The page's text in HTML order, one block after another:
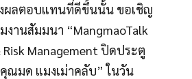
งผลตอบแทนที่ดีขึ้นนั้น ขอเชิญ
งานสัมมนา “MangmaoTalk
Risk Management ปิดประตู
คุณมด แมงเม่าคลับ” ในวัน